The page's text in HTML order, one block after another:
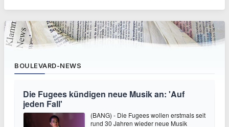
BOULEVARD-NEWS
Die Fugees kündigen neue Musik an: 'Auf
jeden Fall'
(BANG) - Die Fugees wollen erstmals seit
rund 30 Jahren wieder neue Musik